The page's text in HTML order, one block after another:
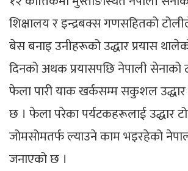
शिक्षालय र इन्द्रबक्स गणसहितको
बेस बनाइ उनीहरूको उद्धार प्रयास
दिनको अथक प्रयासपछि नेपाली सेनाको
फेला पारी याक खर्कसम्म सकुशल
छ । फेला परेका पर्यटकहरूलाई उद्धार
जोमसोमतर्फ ल्याउने काम भइरहेको
जनाएको छ ।